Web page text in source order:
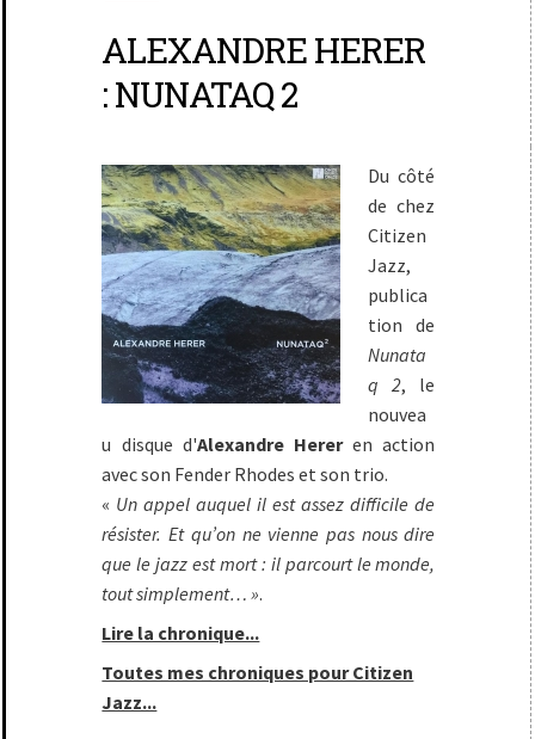
ALEXANDRE HERER
: NUNATAQ 2
Du côté
de chez
Citizen
Jazz,
publica
tion de
Nunata
q 2, le
nouvea
u disque d'Alexandre Hereren action
avec son Fender Rhodes et son trio.
« Un appel auquel il est assez difficile de
résister. Et qu’on ne vienne pas nous dire
que le jazz est mort : il parcourt le monde,
tout simplement… ».
Lire la chronique...
Toutes mes chroniques pour Citizen
Jazz...